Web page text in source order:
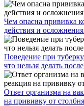
Чем опасна прививка
действия и
Поведение при
что нельзя делать
Ответ организма на
на прививку от